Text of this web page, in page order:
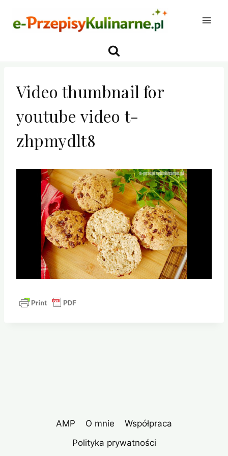
Video thumbnail for
youtube video t-
zhpmydlt8
AMP O mnie
Współpraca
Polityka prywatności